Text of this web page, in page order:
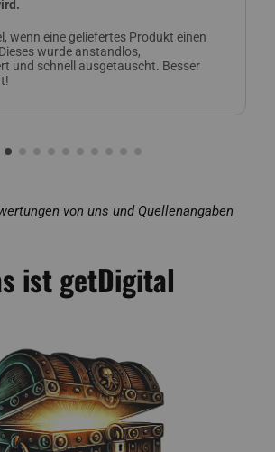
wenn eine geliefertes Produkt einen
wurde anstandlos,
und schnell ausgetauscht. Besser
von uns und Quellenangaben
ist getDigital